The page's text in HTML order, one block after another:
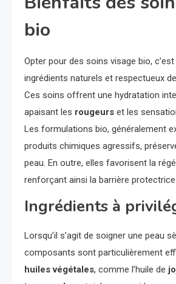
bio
Opter pour des soins visage bio,
ingrédients naturels et respectueux
Ces soins offrent une hydratation
apaisant les rougeurs et les
Les formulations bio, généralement
produits chimiques agressifs,
peau. En outre, elles favorisent la
renforçant ainsi la barrière protectrice
Ingrédients à
Lorsqu’il s’agit de soigner une peau
composants sont particulièrement
huiles végétales, comme l’huile de